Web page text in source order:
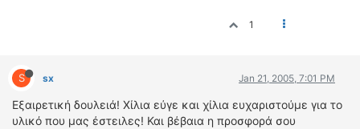
1
S sx Jan 21, 2005, 7:01 PM
Εξαιρετική δουλειά! Χίλια εύγε και χίλια ευχαριστούμε για το
υλικό που μας έστειλες! Και βέβαια η προσφορά σου